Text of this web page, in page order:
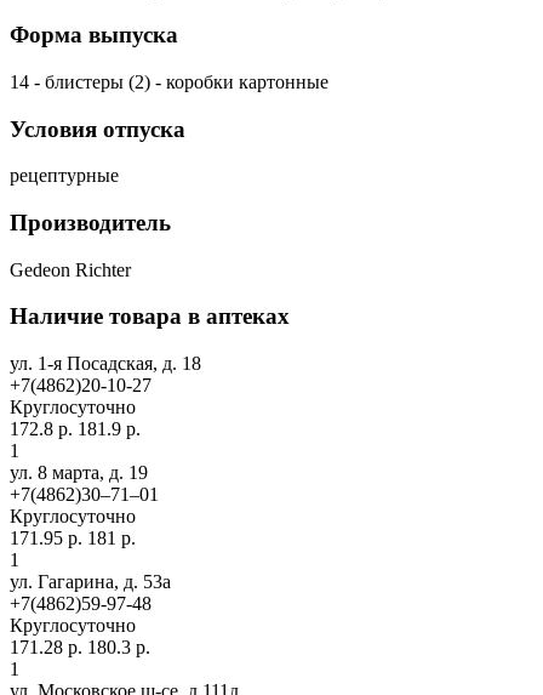
Форма выпуска
14 - блистеры (2) - коробки картонные
Условия отпуска
рецептурные
Производитель
Gedeon Richter
Наличие товара в аптеках
ул. 1-я Посадская, д. 18
+7(4862)20-10-27
Круглосуточно
172.8 р. 181.9 р.
1
ул. 8 марта, д. 19
+7(4862)30‒71‒01
Круглосуточно
171.95 р. 181 р.
1
ул. Гагарина, д. 53а
+7(4862)59-97-48
Круглосуточно
171.28 р. 180.3 р.
1